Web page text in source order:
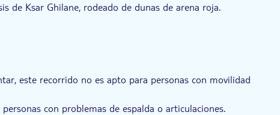
de Ksar Ghilane, rodeado de dunas de arena roja.
auténticos sabores locales en un entorno desértico.
este recorrido no es apto para personas con movilidad
con problemas de espalda o articulaciones.